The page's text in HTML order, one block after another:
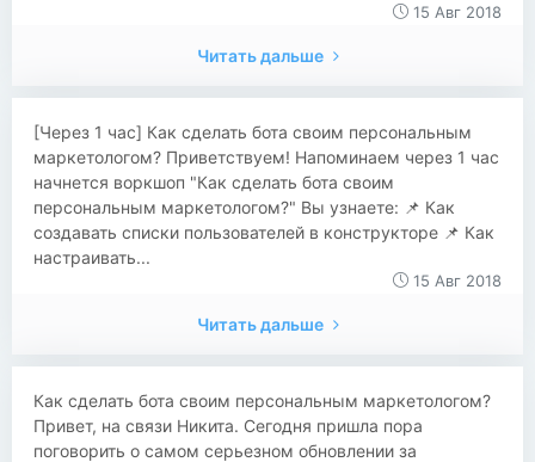
15 Авг 2018
Читать дальше
[Через 1 час] Как сделать бота своим персональным
маркетологом? Приветствуем! Напоминаем через 1 час
начнется воркшоп "Как сделать бота своим
персональным маркетологом?" Вы узнаете: 📌 Как
создавать списки пользователей в конструкторе 📌 Как
настраивать...
15 Авг 2018
Читать дальше
Как сделать бота своим персональным маркетологом?
Привет, на связи Никита. Сегодня пришла пора
поговорить о самом серьезном обновлении за